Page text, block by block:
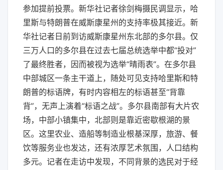
参加提前投票。新华社记者徐剑梅摄民调显示，哈
里斯与特朗普在威斯康星州的支持率极其接近。新
华社记者日前到访威斯康星州东北部的多尔县。仅
三万人口的多尔县在过去七届总统选举中都“投对”
了最终胜者，因而被视为选举“晴雨表”。在多尔县
中部城区一条主干道上，随处可见支持哈里斯和特
朗普的标语牌，有时内容相左的标语甚至“背靠
背”，无声上演着“标语之战”。多尔县南部有大片农
场，中部小镇集中，北部则是靠近密歇根湖的景
区。这里农业、造船等制造业根基深厚，旅游、餐
饮等服务业也发达，还有浓厚艺术氛围，人口结构
多元。记者在走访中发现，不同背景的选民对于经